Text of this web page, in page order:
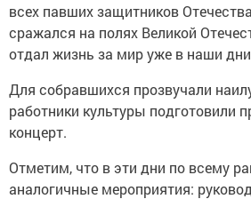
всех павших защитников
сражался на полях Великой
отдал жизнь за мир уже в наши дни
Для собравшихся прозвучали
работники культуры подготовили
концерт.
Отметим, что в эти дни по всему
аналогичные мероприятия: